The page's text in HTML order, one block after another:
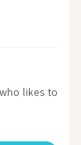
likes to